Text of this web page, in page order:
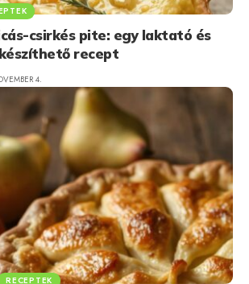
csirkés pite: egy laktató és
recept
4.
RECEPTEK